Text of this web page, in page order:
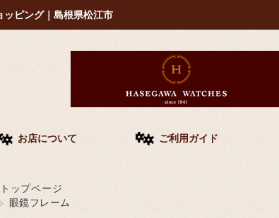
ッピング｜島根県松江市
お店について ご利用ガイド
トップページ
眼鏡フレーム